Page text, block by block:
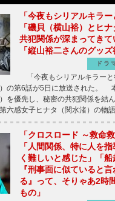
「今夜もシリアルキラー
「磯貝（横山裕）とヒ
共犯関係が深まってきて
「縦山裕二さんのグッズ
ドラ
「今夜もシリアルキラー
の第6話が5日に放送された。
を優先し、秘密の共犯関係を結
六感女子ヒナタ（関水渚）の物
「クロスロード ～救命
「人間関係、特に人を
く難しいと感じた」「
『刑事面に似ていると
る』って、そりゃあ2時
もの」